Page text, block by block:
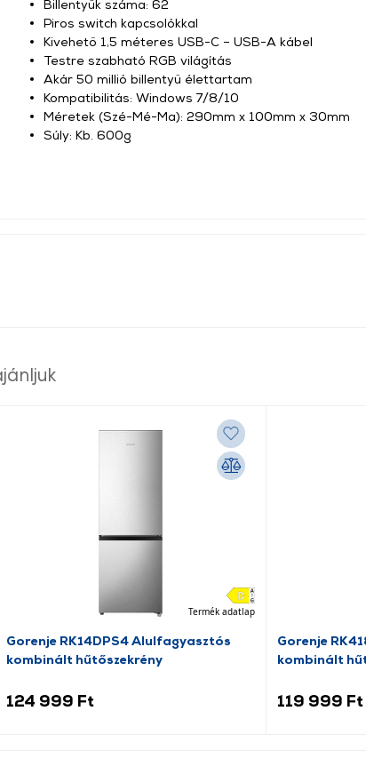
Billentyűk száma: 62
Piros switch kapcsolókkal
Kivehető 1,5 méteres USB-C – USB-A kábel
Testre szabható RGB világítás
Akár 50 millió billentyű élettartam
Kompatibilitás: Windows 7/8/10
Méretek (Szé-Mé-Ma): 290mm x 100mm x 30mm
Súly: Kb. 600g
Termék adatlap
Gorenje RK14DPS4 Alulfagyasztós
kombinált hűtőszekrény
124 999 Ft
Gorenje
kombinált
119 999 Ft